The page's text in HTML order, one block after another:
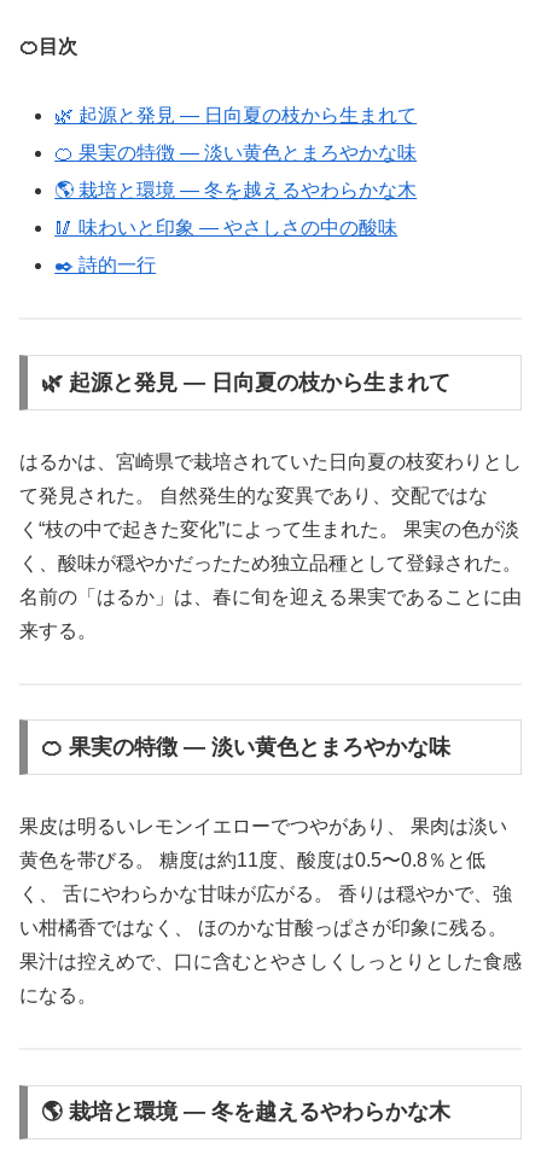
🍊目次
🌿 起源と発見 ― 日向夏の枝から生まれて
🍊 果実の特徴 ― 淡い黄色とまろやかな味
🌎 栽培と環境 ― 冬を越えるやわらかな木
🥢 味わいと印象 ― やさしさの中の酸味
✒️ 詩的一行
🌿 起源と発見 ― 日向夏の枝から生まれて
はるかは、宮崎県で栽培されていた日向夏の枝変わりとし
て発見された。 自然発生的な変異であり、交配ではな
く“枝の中で起きた変化”によって生まれた。 果実の色が淡
く、酸味が穏やかだったため独立品種として登録された。
名前の「はるか」は、春に旬を迎える果実であることに由
来する。
🍊 果実の特徴 ― 淡い黄色とまろやかな味
果皮は明るいレモンイエローでつやがあり、 果肉は淡い
黄色を帯びる。 糖度は約11度、酸度は0.5〜0.8％と低
く、 舌にやわらかな甘味が広がる。 香りは穏やかで、強
い柑橘香ではなく、 ほのかな甘酸っぱさが印象に残る。
果汁は控えめで、口に含むとやさしくしっとりとした食感
になる。
🌎 栽培と環境 ― 冬を越えるやわらかな木